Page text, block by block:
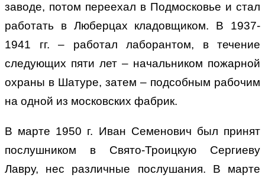
заводе, потом переехал в Подмосковье и стал
работать в Люберцах кладовщиком. В 1937-
1941 гг. – работал лаборантом, в течение
следующих пяти лет – начальником пожарной
охраны в Шатуре, затем – подсобным рабочим
на одной из московских фабрик.
В марте 1950 г. Иван Семенович был принят
послушником в Свято-Троицкую Сергиеву
Лавру, нес различные послушания. В марте